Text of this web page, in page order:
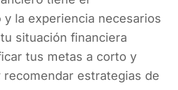
y la experiencia necesarios
situación financiera
tus metas a corto y
recomendar estrategias de